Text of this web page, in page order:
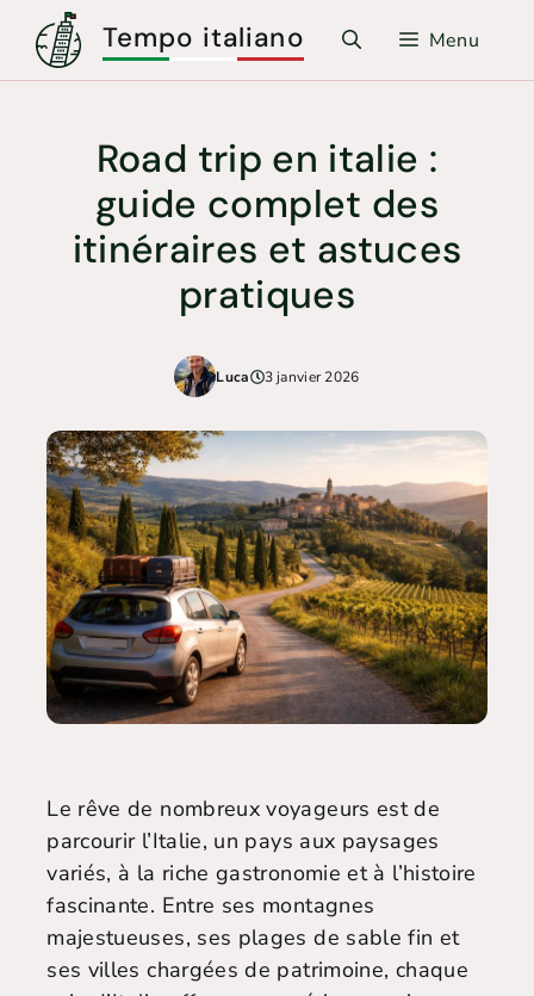
contenu
Tempo italiano Menu
Road trip en italie :
guide complet des
itinéraires et astuces
pratiques
Luca 3 janvier 2026
Le rêve de nombreux voyageurs est de
parcourir l’Italie, un pays aux paysages
variés, à la riche gastronomie et à l’histoire
fascinante. Entre ses montagnes
majestueuses, ses plages de sable fin et
ses villes chargées de patrimoine, chaque